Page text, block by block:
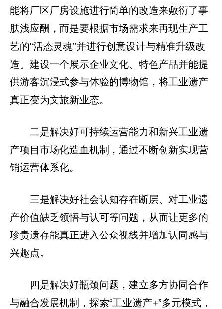
能将厂区厂房设施进行简单的改造来敷衍了事
肤浅应酬，而是要根据市场需求来再现生产工
艺的“活态灵魂”并进行创意设计与精准升级改
造。建设一个展示企业文化、特色产品并能提
供游客沉浸式参与体验的博物馆，将工业遗产
真正变为文旅新业态。
二是解决好可持续运营能力和新兴工业遗
产项目市场化造血机制，通过不断创新实现营
销运营体系化。
三是解决好社会认知存在断层、对工业遗
产价值缺乏领悟与认可等问题，从而让更多的
珍贵遗存能真正进入公众视线并增加认同感与
兴趣点。
四是解决好瓶颈问题，建立多方协同合作
与融合发展机制，探索“工业遗产+”多元模式，